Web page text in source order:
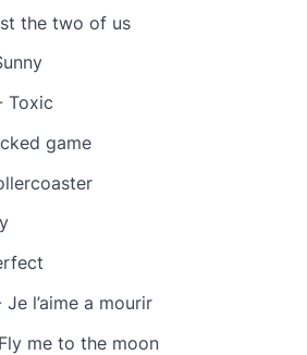
the two of us
Toxic
game
Je l’aime a mourir
Fly me to the moon